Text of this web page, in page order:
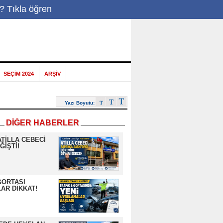
Tıkla öğren
|
SEÇİM 2024 ARŞİV
Yazı Boyutu:
DİĞER HABERLER
CEBECİ
DİKKAT!